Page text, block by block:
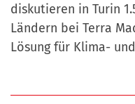
diskutieren in Turin
Ländern bei Terra
Lösung für Klima-